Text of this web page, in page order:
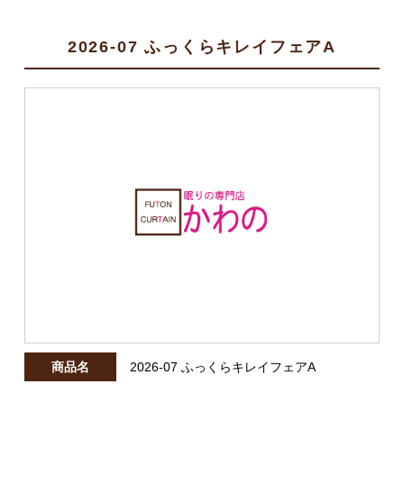
2026-07 ふっくらキレイフェアA
商品名 2026-07 ふっくらキレイフェアA